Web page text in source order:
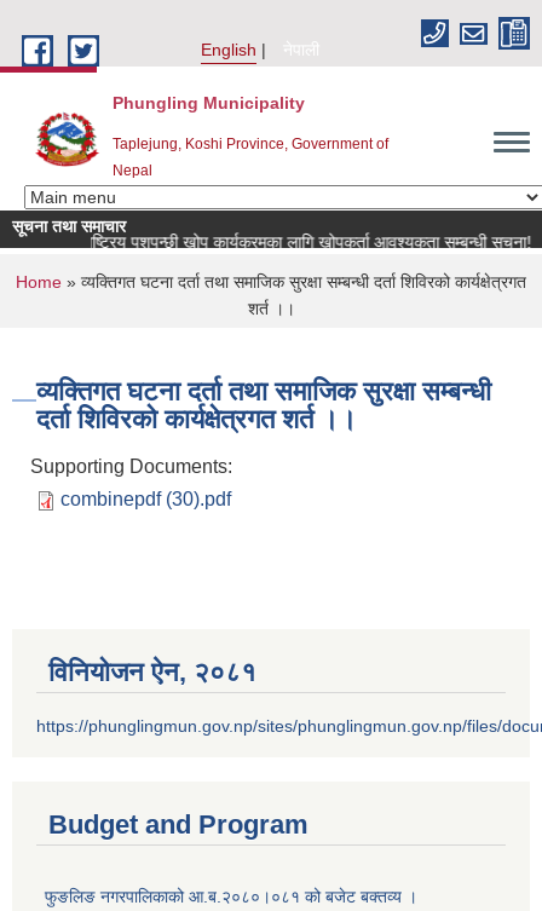
English
नेपाली
Phungling Municipality
Taplejung, Koshi Province, Government of
Nepal
सूचना तथा समाचार
राष्ट्रिय पशुपन्छी खोप कार्यक्रमका लागि खोपकर्ता आवश्यकता सम्बन्धी सूचना!
You are here
Home » व्यक्तिगत घटना दर्ता तथा समाजिक सुरक्षा सम्बन्धी दर्ता शिविरको कार्यक्षेत्रगत
शर्त ।।
व्यक्तिगत घटना दर्ता तथा समाजिक सुरक्षा सम्बन्धी
दर्ता शिविरको कार्यक्षेत्रगत शर्त ।।
Supporting Documents:
combinepdf (30).pdf
विनियोजन ऐन‚ २०८१
https://phunglingmun.gov.np/sites/phunglingmun.gov.np/files/
Budget and Program
फुङलिङ नगरपालिकाको आ.ब.२०८०।०८१ को बजेट बक्तव्य ।